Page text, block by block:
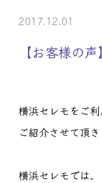
2017.12.01
【お客様の
横浜セレモをご
ご紹介させて頂き
横浜セレモでは